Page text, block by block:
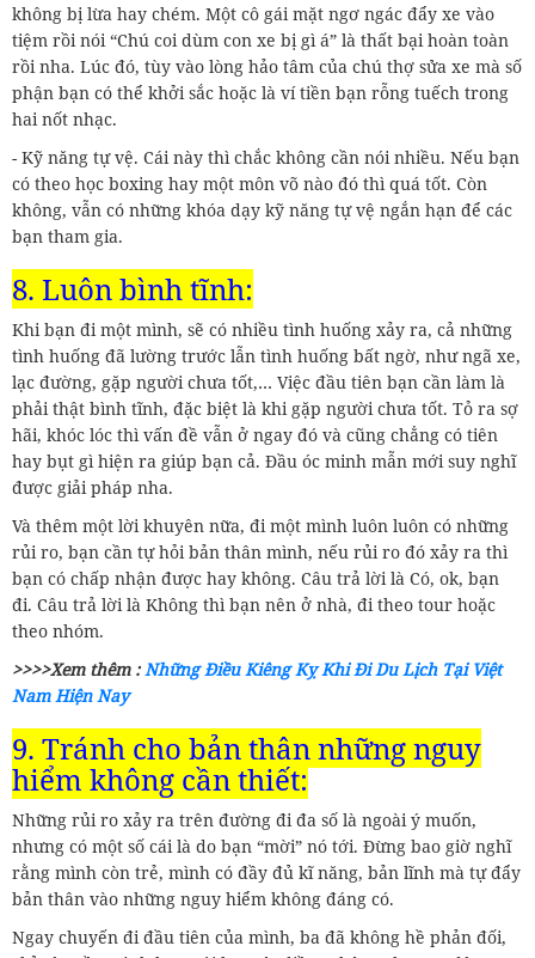
không bị lừa hay chém. Một cô gái mặt ngơ ngác đẩy xe vào
tiệm rồi nói “Chú coi dùm con xe bị gì á” là thất bại hoàn toàn
rồi nha. Lúc đó, tùy vào lòng hảo tâm của chú thợ sửa xe mà số
phận bạn có thể khởi sắc hoặc là ví tiền bạn rỗng tuếch trong
hai nốt nhạc.
- Kỹ năng tự vệ. Cái này thì chắc không cần nói nhiều. Nếu bạn
có theo học boxing hay một môn võ nào đó thì quá tốt. Còn
không, vẫn có những khóa dạy kỹ năng tự vệ ngắn hạn để các
bạn tham gia.
8. Luôn bình tĩnh:
Khi bạn đi một mình, sẽ có nhiều tình huống xảy ra, cả những
tình huống đã lường trước lẫn tình huống bất ngờ, như ngã xe,
lạc đường, gặp người chưa tốt,… Việc đầu tiên bạn cần làm là
phải thật bình tĩnh, đặc biệt là khi gặp người chưa tốt. Tỏ ra sợ
hãi, khóc lóc thì vấn đề vẫn ở ngay đó và cũng chẳng có tiên
hay bụt gì hiện ra giúp bạn cả. Đầu óc minh mẫn mới suy nghĩ
được giải pháp nha.
Và thêm một lời khuyên nữa, đi một mình luôn luôn có những
rủi ro, bạn cần tự hỏi bản thân mình, nếu rủi ro đó xảy ra thì
bạn có chấp nhận được hay không. Câu trả lời là Có, ok, bạn
đi. Câu trả lời là Không thì bạn nên ở nhà, đi theo tour hoặc
theo nhóm.
>>>>Xem thêm :Những Điều Kiêng Kỵ Khi Đi Du Lịch Tại Việt
Nam Hiện Nay
9. Tránh cho bản thân những nguy
hiểm không cần thiết:
Những rủi ro xảy ra trên đường đi đa số là ngoài ý muốn,
nhưng có một số cái là do bạn “mời” nó tới. Đừng bao giờ nghĩ
rằng mình còn trẻ, mình có đầy đủ kĩ năng, bản lĩnh mà tự đẩy
bản thân vào những nguy hiểm không đáng có.
Ngay chuyến đi đầu tiên của mình, ba đã không hề phản đối,